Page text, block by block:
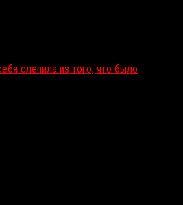
слепила из того, что было